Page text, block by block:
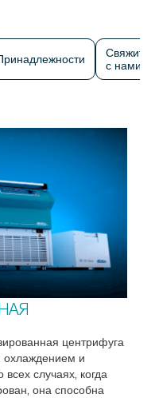
с нами
центрифуга
охлаждением и
случаях, когда
она способна